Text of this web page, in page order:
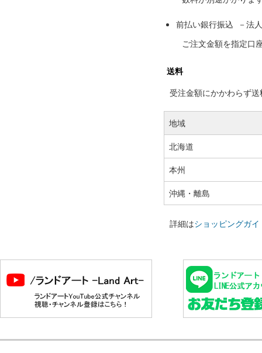
前払い銀行振込 －法
ご注文金額を指定口
送料
受注金額にかかわらず
地域
北海道
本州
沖縄・離島
詳細はショッピングガイ